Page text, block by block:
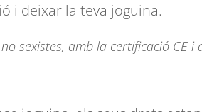
i deixar la teva joguina.
sexistes, amb la certificació CE i